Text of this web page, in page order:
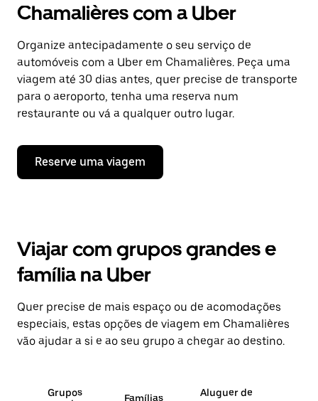
Chamalières com a Uber
Organize antecipadamente o seu serviço de
automóveis com a Uber em Chamalières. Peça uma
viagem até 30 dias antes, quer precise de transporte
para o aeroporto, tenha uma reserva num
restaurante ou vá a qualquer outro lugar.
Reserve uma viagem
Viajar com grupos grandes e
família na Uber
Quer precise de mais espaço ou de acomodações
especiais, estas opções de viagem em Chamalières
vão ajudar a si e ao seu grupo a chegar ao destino.
Grupos
Famílias
Aluguer de